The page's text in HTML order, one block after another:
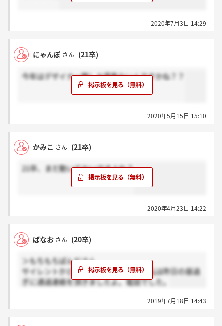
2020年7月3日 14:29
にゃんぽ さん (21卒)
今年はデザイナー職しか募集ないんですかね？？
2020年5月15日 15:10
かみこ さん (21卒)
21卒、まだ動いてないですよね？
2020年4月23日 14:22
ばなお さん (20卒)
＞もちもちぱんださん
サイレントかどうか分かりませんが、私は昨日の昼過
ぎに通過連絡を頂きましたよ。電話でした。
2019年7月18日 14:43